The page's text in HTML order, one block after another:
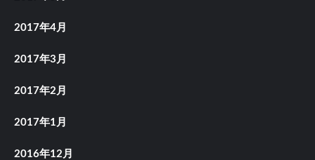
2017年4月
2017年3月
2017年2月
2017年1月
2016年12月